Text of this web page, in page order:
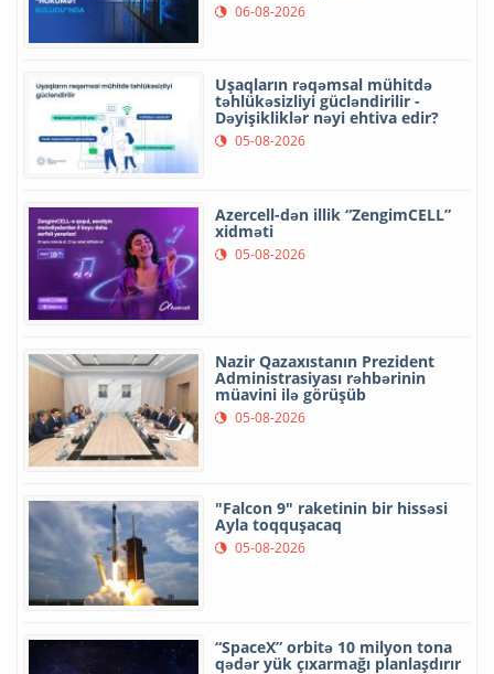
06-08-2026
Uşaqların rəqəmsal mühitdə
təhlükəsizliyi gücləndirilir -
Dəyişikliklər nəyi ehtiva edir?
05-08-2026
Azercell-dən illik “ZengimCELL”
xidməti
05-08-2026
Nazir Qazaxıstanın Prezident
Administrasiyası rəhbərinin
müavini ilə görüşüb
05-08-2026
"Falcon 9" raketinin bir hissəsi
Ayla toqquşacaq
05-08-2026
“SpaceX” orbitə 10 milyon tona
qədər yük çıxarmağı planlaşdırır